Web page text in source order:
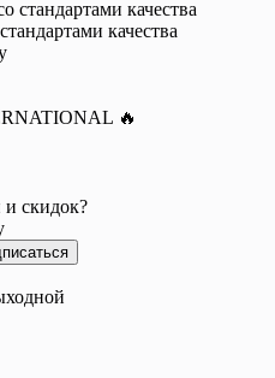
качества
🔥
и скидок?